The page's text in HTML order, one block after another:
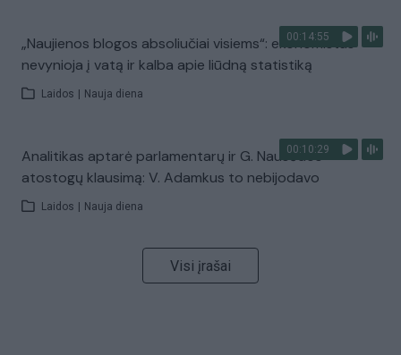
00:14:55
„Naujienos blogos absoliučiai visiems“: ekonomistas
nevynioja į vatą ir kalba apie liūdną statistiką
Laidos Nauja diena
00:10:29
Analitikas aptarė parlamentarų ir G. Nausėdos
atostogų klausimą: V. Adamkus to nebijodavo
Laidos Nauja diena
Visi įrašai